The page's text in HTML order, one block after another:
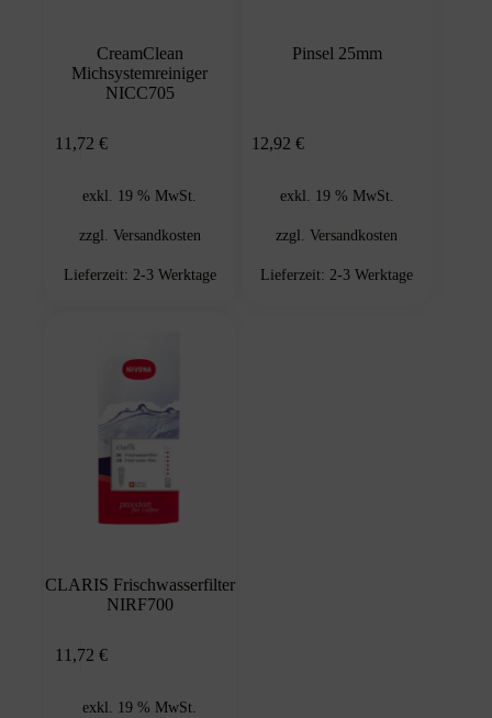
CreamClean
Michsystemreiniger
NICC705
11,72 €
exkl. 19 % MwSt.
zzgl. Versandkosten
Lieferzeit: 2-3 Werktage
Pinsel 25mm
12,92€
exkl. 19 % MwSt.
zzgl.Versandkosten
Lieferzeit:2-3 Werktage
CLARIS Frischwasserfilter
NIRF700
11,72 €
exkl. 19 % MwSt.